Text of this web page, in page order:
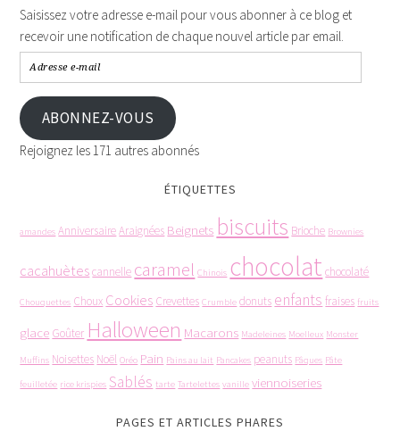
Saisissez votre adresse e-mail pour vous abonner à ce blog et
recevoir une notification de chaque nouvel article par email.
ABONNEZ-VOUS
Rejoignez les 171 autres abonnés
ÉTIQUETTES
amandes AnniversaireAraignées Beignets biscuits Brioche Brownies
cacahuètescannelle caramel Chinois chocolat chocolaté
Chouquettes Choux Cookies Crevettes Crumble donuts enfants fraises fruits
glace Goûter Halloween Macarons Madeleines Moelleux Monster
Muffins Noisettes Noël Oréo Pain Pains au lait Pancakes peanuts Pâques Pâte
feuilletée rice krispies Sablés tarte Tartelettes vanille viennoiseries
PAGES ET ARTICLES PHARES